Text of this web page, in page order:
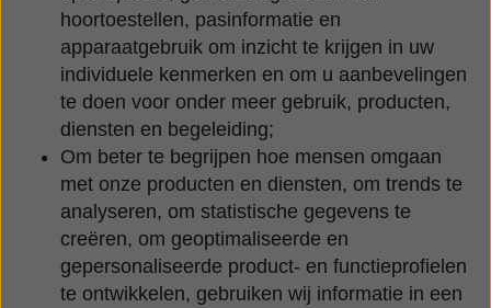
hoortoestellen, pasinformatie en
apparaatgebruik om inzicht te krijgen in uw
individuele kenmerken en om u aanbevelingen
te doen voor onder meer gebruik, producten,
diensten en begeleiding;
Om beter te begrijpen hoe mensen omgaan
met onze producten en diensten, om trends te
analyseren, om statistische gegevens te
creëren, om geoptimaliseerde en
gepersonaliseerde product- en functieprofielen
te ontwikkelen, gebruiken wij informatie in een